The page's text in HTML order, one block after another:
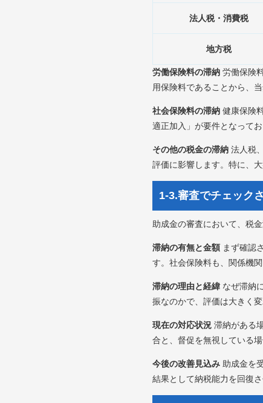
法人税・消費税
地方税
労働保険料の滞納 労働保険
用保険料であることから、
社会保険料の滞納 健康保険
適正加入」が要件となって
その他の税金の滞納 法人税
評価に影響します。特に、
1-3.審査でチェック
助成金の審査において、税
滞納の有無と金額 まず確認
す。社会保険料も、関係機
滞納の理由と経緯 なぜ滞納
振なのかで、評価は大きく変
現在の対応状況 滞納がある
合と、督促を無視している
今後の改善見込み 助成金を
結果として納税能力を回復